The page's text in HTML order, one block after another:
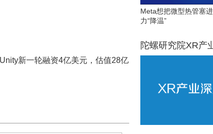
新一轮融资4亿美元，估值28亿
Meta想把微型热管塞
力“降温”
陀螺研究院XR产